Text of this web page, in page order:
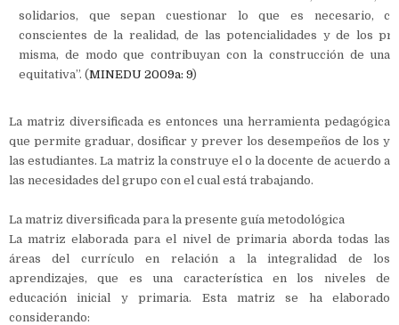
solidarios, que sepan cuestionar lo que es necesario,
conscientes de la realidad, de las potencialidades y de los
misma, de modo que contribuyan con la construcción de una
equitativa”. (MINEDU 2009a: 9)
La matriz diversificada es entonces una herramienta pedagógica
que permite graduar, dosificar y prever los desempeños de los y
las estudiantes. La matriz la construye el o la docente de acuerdo a
las necesidades del grupo con el cual está trabajando.
La matriz diversificada para la presente guía metodológica
La matriz elaborada para el nivel de primaria aborda todas las
áreas del currículo en relación a la integralidad de los
aprendizajes, que es una característica en los niveles de
educación inicial y primaria. Esta matriz se ha elaborado
considerando: